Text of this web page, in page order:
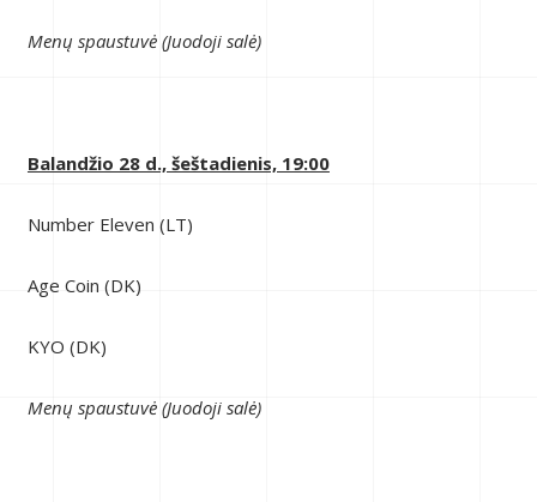
Menų spaustuvė (Juodoji salė)
Balandžio 28 d., šeštadienis, 19:00
Number Eleven (LT)
Age Coin (DK)
KYO (DK)
Menų spaustuvė (Juodoji salė)